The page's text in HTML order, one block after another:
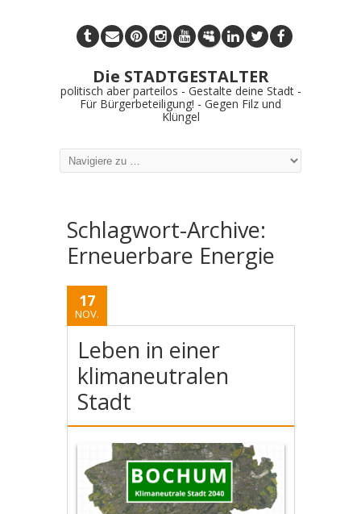
Die STADTGESTALTER
politisch aber parteilos - Gestalte deine Stadt -
Für Bürgerbeteiligung! - Gegen Filz und
Klüngel
Schlagwort-Archive:
Erneuerbare Energie
17
NOV.
Leben in einer
klimaneutralen
Stadt